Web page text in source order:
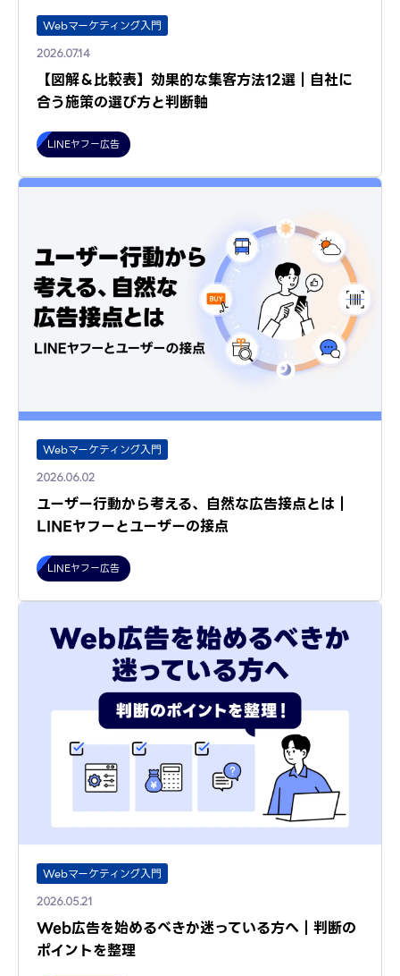
Webマーケティング入門
2026.07.14
【図解＆比較表】効果的な集客方法12選｜自社に
合う施策の選び方と判断軸
LINEヤフー広告
Webマーケティング入門
2026.06.02
ユーザー行動から考える、自然な広告接点とは｜
LINEヤフーとユーザーの接点
LINEヤフー広告
Webマーケティング入門
2026.05.21
Web広告を始めるべきか迷っている方へ｜判断の
ポイントを整理